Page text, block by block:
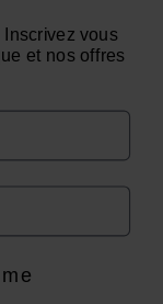
Inscrivez vous
et nos offres